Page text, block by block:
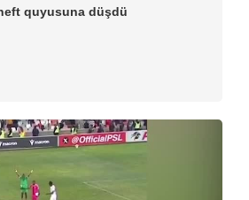
quyusuna düşdü